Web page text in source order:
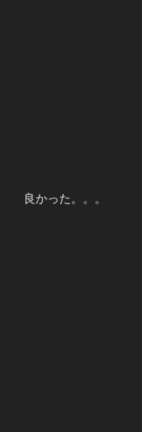
良かった。。。